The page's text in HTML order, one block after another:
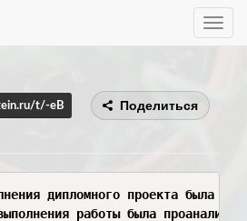
Toggle
t/-eB Поделиться
дипломного проекта была
работы была